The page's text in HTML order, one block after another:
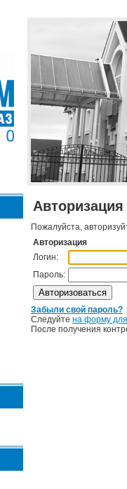
Авторизация
Пожалуйста,
Авторизация
Логин:
Пароль:
Забыли свой пароль?
Следуйте на форму
После получения